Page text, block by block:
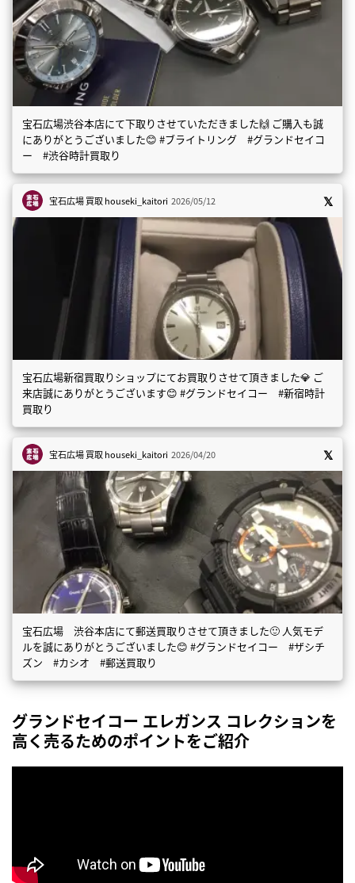
宝石広場渋谷本店にて下取りさせていただきました🙌 ご購入も誠
にありがとうございました😊 #ブライトリング #グランドセイコ
ー #渋谷時計買取り
宝石広場 買取houseki_kaitori 2026/05/12
宝石広場新宿買取りショップにてお買取りさせて頂きました💎 ご
来店誠にありがとうございます😊 #グランドセイコー #新宿時計
買取り
宝石広場 買取houseki_kaitori 2026/04/20
宝石広場 渋谷本店にて郵送買取りさせて頂きました🙂 人気モデ
ルを誠にありがとうございました😊 #グランドセイコー #ザシチ
ズン #カシオ #郵送買取り
グランドセイコー エレガンス コレクションを
高く売るためのポイントをご紹介